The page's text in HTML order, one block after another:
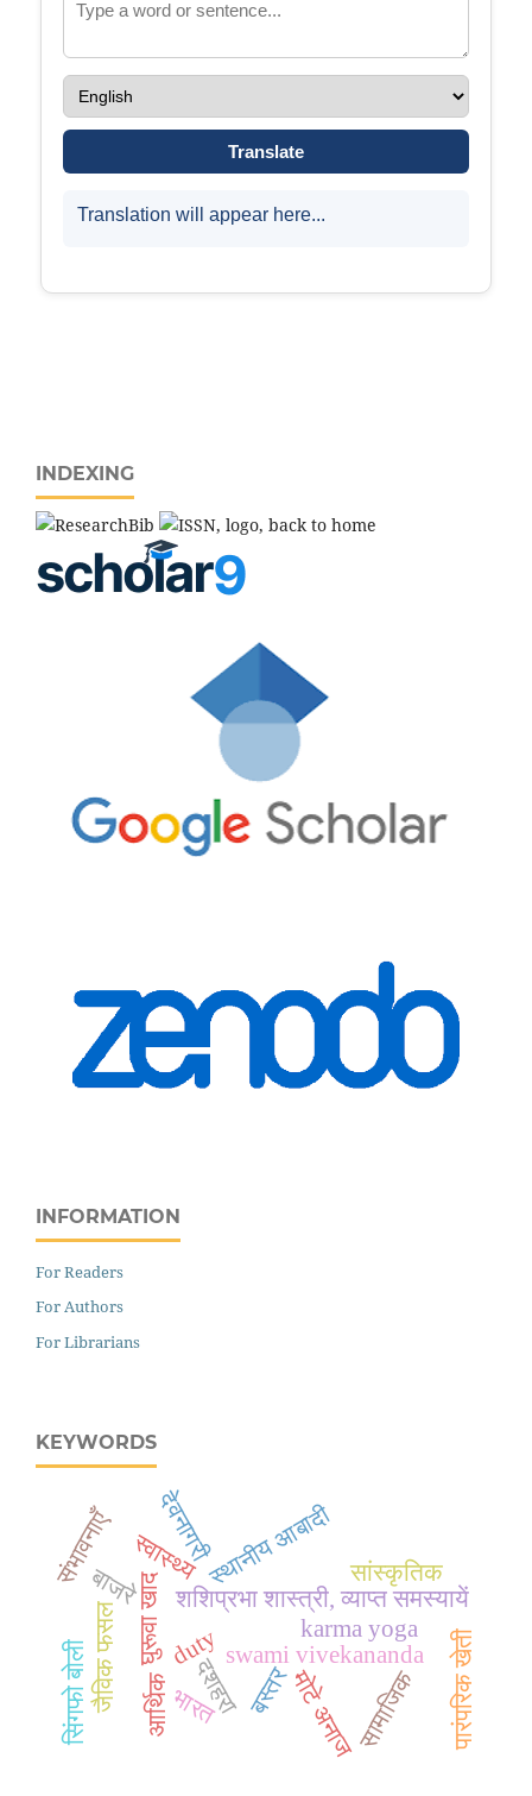
INDEXING
INFORMATION
For Readers
For Authors
For Librarians
KEYWORDS
swami vivekananda
duty karma yoga
शशिप्रभा शास्त्री, व्याप्त समस्यायें
बस्तर
दशहरा सामाजिक
आर्थिक
सांस्कृतिक
पारंपरिक खेती
घुरूवा खाद
जैविक फसल
स्वास्थ्य
बाजरे
मोटे अनाज
भारत
स्थानीय आबादी
सिंगफो बोली
देवनागरी
संभावनाएँ